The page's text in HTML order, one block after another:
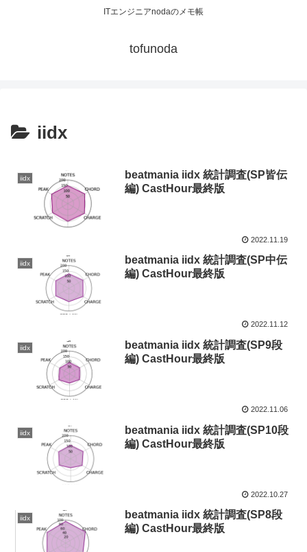
ITエンジニアnodaのメモ帳
tofunoda
iidx
iidx
beatmania iidx 統計調査(SP皆伝
編) CastHour最終版
2022.11.19
iidx
beatmania iidx 統計調査(SP中伝
編) CastHour最終版
2022.11.12
iidx
beatmania iidx 統計調査(SP9段
編) CastHour最終版
2022.11.06
iidx
beatmania iidx 統計調査(SP10段
編) CastHour最終版
2022.10.27
iidx
beatmania iidx 統計調査(SP8段
編) CastHour最終版